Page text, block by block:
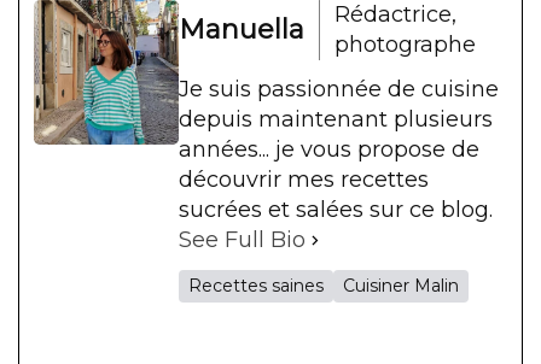
Manuella
Rédactrice,
photographe
Je suis passionnée de cuisine
depuis maintenant plusieurs
années... je vous propose de
découvrir mes recettes
sucrées et salées sur ce blog.
See Full Bio
Recettes saines Cuisiner Malin